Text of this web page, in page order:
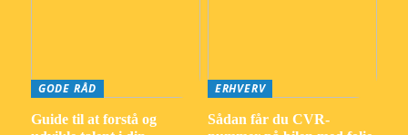
GODE RÅD
Guide til at forstå og
ERHVERV
Sådan får du CVR-